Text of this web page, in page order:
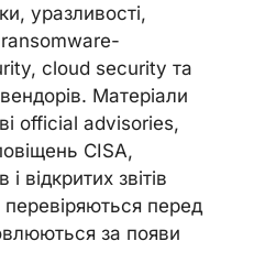
уразливості,
cloud security та
Матеріали
official advisories,
CISA,
відкритих звітів
перевіряються перед
за появи